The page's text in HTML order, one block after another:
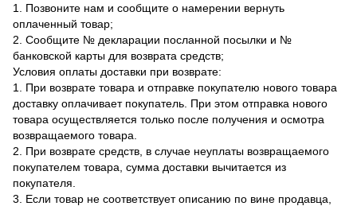
1. Позвоните нам и сообщите о намерении вернуть
оплаченный товар;
2. Сообщите № декларации посланной посылки и №
банковской карты для возврата средств;
Условия оплаты доставки при возврате:
1. При возврате товара и отправке покупателю нового товара
доставку оплачивает покупатель. При этом отправка нового
товара осуществляется только после получения и осмотра
возвращаемого товара.
2. При возврате средств, в случае неуплаты возвращаемого
покупателем товара, сумма доставки вычитается из
покупателя.
3. Если товар не соответствует описанию по вине продавца,